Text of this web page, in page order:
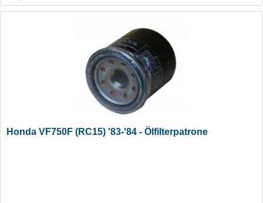
Honda VF750F (RC15) '83-'84 - Ölfilterpatrone